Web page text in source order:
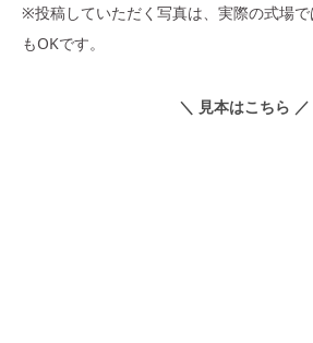
※投稿していただく写真は、実際の式場
もOKです。
＼ 見本はこちら ／